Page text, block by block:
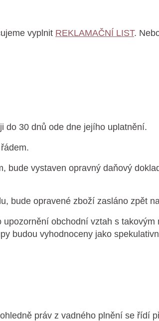
vyplnit REKLAMAČNÍ LIST.
do 30 dnů ode dne jejího uplatnění.
bude vystaven opravný daňový
bude opravené zboží zasláno zpět
obchodní vztah s takovým
budou vyhodnoceny jako
práv z vadného plnění se řídí